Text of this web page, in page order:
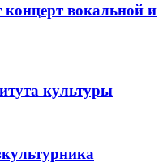
концерт вокальной и
культуры